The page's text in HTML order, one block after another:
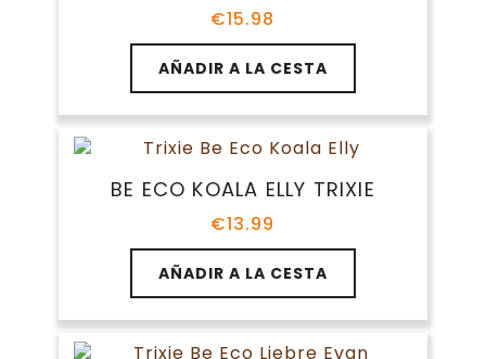
€15.98
AÑADIR A LA CESTA
BE ECO KOALA ELLY TRIXIE
€13.99
AÑADIR A LA CESTA